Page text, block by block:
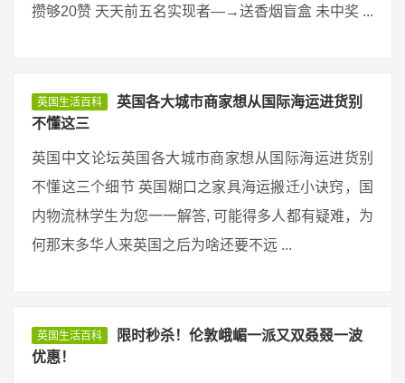
攒够20赞 天天前五名实现者—→送香烟盲盒 未中奖 ...
英国生活百科
英国各大城市商家想从国际海运进货别
不懂这三
英国中文论坛英国各大城市商家想从国际海运进货别
不懂这三个细节 英国糊口之家具海运搬迁小诀窍，国
内物流林学生为您一一解答, 可能得多人都有疑难，为
何那末多华人来英国之后为啥还要不远 ...
英国生活百科
限时秒杀！伦敦峨嵋一派又双叒叕一波
优惠！